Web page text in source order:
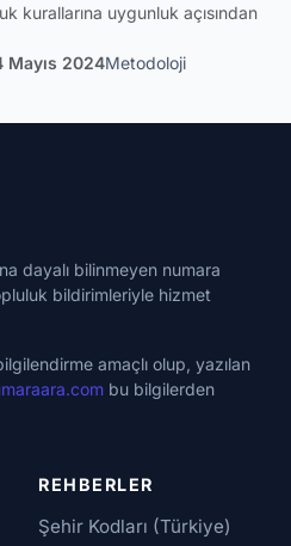
kurallarına uygunluk açısından
Mayıs 2024Metodoloji
dayalı bilinmeyen numara
bildirimleriyle hizmet
amaçlı olup, yazılan
bu bilgilerden
REHBERLER
Şehir Kodları (Türkiye)